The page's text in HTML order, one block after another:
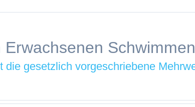
Erwachsenen Schwimmen